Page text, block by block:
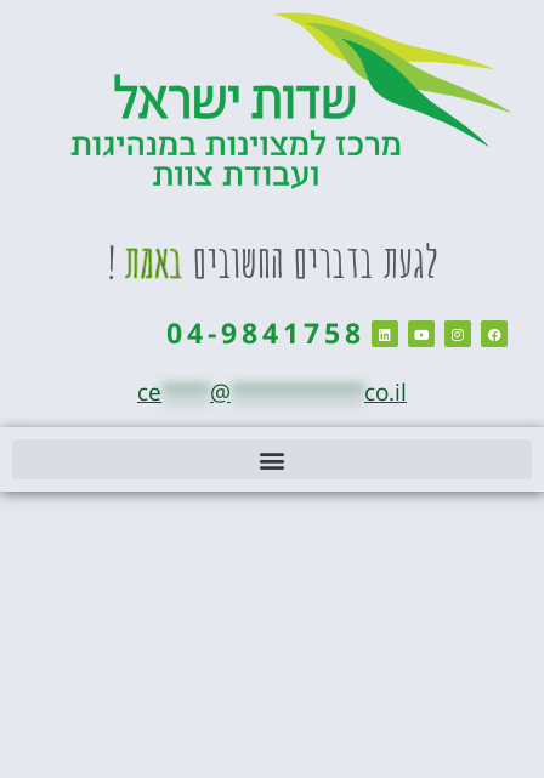
לגעת בדברים החשובים באמת!
04-9841758
ce **** @ *********** co.il